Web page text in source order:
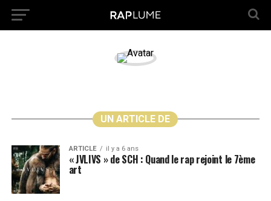
UN ARTICLE DE
ARTICLE il y a 6 ans
« JVLIVS » de SCH : Quand le rap rejoint le 7ème
art